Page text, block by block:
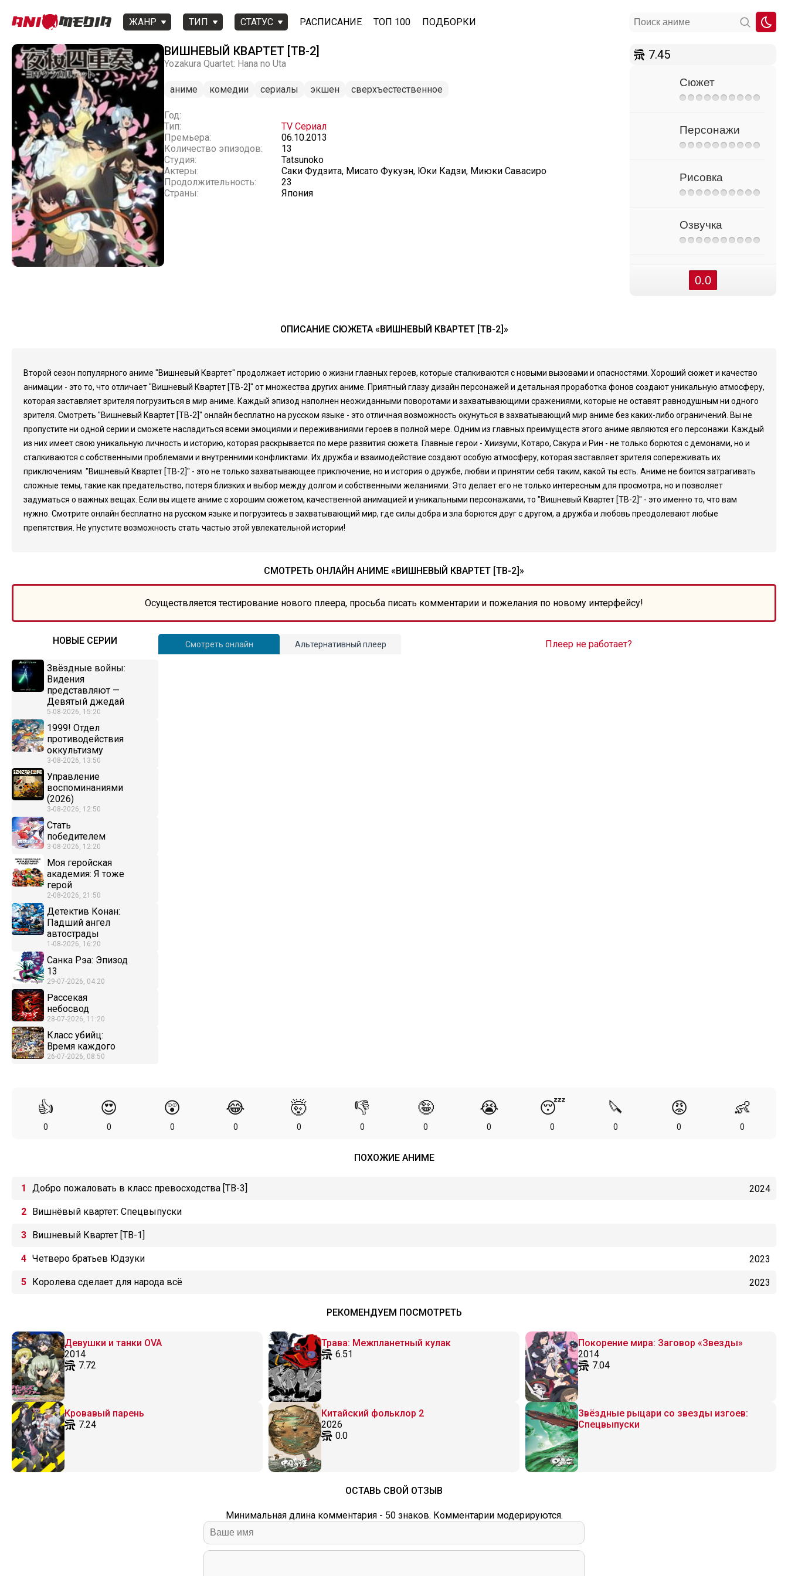
ЖАНР ТИП СТАТУС РАСПИСАНИЕ ТОП 100 ПОДБОРКИ
ВИШНЕВЫЙ КВАРТЕТ [ТВ-2]
Yozakura Quartet: Hana no Uta
аниме комедии сериалы экшен сверхъестественное
Год:
Тип:
TV Сериал
Премьера:
06.10.2013
Количество эпизодов:
13
Студия:
Tatsunoko
Актеры:
Саки Фудзита, Мисато Фукуэн, Юки Кадзи, Миюки Савасиро
Продолжительность:
23
Страны:
Япония
7.45
Сюжет
Персонажи
Рисовка
Озвучка
0.0
ОПИСАНИЕ СЮЖЕТА «ВИШНЕВЫЙ КВАРТЕТ [ТВ-2]»
Второй сезон популярного аниме "Вишневый Квартет" продолжает историю о жизни главных героев, которые сталкиваются с новыми вызовами и опасностями. Хороший сюжет и качество
анимации - это то, что отличает "Вишневый Квартет [ТВ-2]" от множества других аниме. Приятный глазу дизайн персонажей и детальная проработка фонов создают уникальную атмосферу,
которая заставляет зрителя погрузиться в мир аниме. Каждый эпизод наполнен неожиданными поворотами и захватывающими сражениями, которые не оставят равнодушным ни одного
зрителя. Смотреть "Вишневый Квартет [ТВ-2]" онлайн бесплатно на русском языке - это отличная возможность окунуться в захватывающий мир аниме без каких-либо ограничений. Вы не
пропустите ни одной серии и сможете насладиться всеми эмоциями и переживаниями героев в полной мере. Одним из главных преимуществ этого аниме являются его персонажи. Каждый
из них имеет свою уникальную личность и историю, которая раскрывается по мере развития сюжета. Главные герои - Хиизуми, Котаро, Сакура и Рин - не только борются с демонами, но и
сталкиваются с собственными проблемами и внутренними конфликтами. Их дружба и взаимодействие создают особую атмосферу, которая заставляет зрителя сопереживать их
приключениям. "Вишневый Квартет [ТВ-2]" - это не только захватывающее приключение, но и история о дружбе, любви и принятии себя таким, какой ты есть. Аниме не боится затрагивать
сложные темы, такие как предательство, потеря близких и выбор между долгом и собственными желаниями. Это делает его не только интересным для просмотра, но и позволяет
задуматься о важных вещах. Если вы ищете аниме с хорошим сюжетом, качественной анимацией и уникальными персонажами, то "Вишневый Квартет [ТВ-2]" - это именно то, что вам
нужно. Смотрите онлайн бесплатно на русском языке и погрузитесь в захватывающий мир, где силы добра и зла борются друг с другом, а дружба и любовь преодолевают любые
препятствия. Не упустите возможность стать частью этой увлекательной истории!
СМОТРЕТЬ ОНЛАЙН АНИМЕ «ВИШНЕВЫЙ КВАРТЕТ [ТВ-2]»
Осуществляется тестирование нового плеера, просьба писать комментарии и пожелания по новому интерфейсу!
НОВЫЕ СЕРИИ
Звёздные войны:
Видения
представляют —
Девятый джедай
5-08-2026, 15:20
1999! Отдел
противодействия
оккультизму
3-08-2026, 13:50
Управление
воспоминаниями
(2026)
3-08-2026, 12:50
Стать
победителем
3-08-2026, 12:20
Моя геройская
академия: Я тоже
герой
2-08-2026, 21:50
Детектив Конан:
Падший ангел
автострады
1-08-2026, 16:20
Санка Рэа: Эпизод
13
29-07-2026, 04:20
Рассекая
небосвод
28-07-2026, 11:20
Класс убийц:
Время каждого
26-07-2026, 08:50
Смотреть онлайн Альтернативный плеер Плеер не работает?
👍
0
😍
0
😲
0
😂
0
🤯
0
👎
0
🤪
0
😭
0
😴
0
🔪
0
😡
0
👶
0
ПОХОЖИЕ АНИМЕ
Добро пожаловать в класс превосходства [ТВ-3] 2024
Вишнёвый квартет: Спецвыпуски
Вишневый Квартет [ТВ-1]
Четверо братьев Юдзуки 2023
Королева сделает для народа всё 2023
РЕКОМЕНДУЕМ ПОСМОТРЕТЬ
Девушки и танки OVA
2014
7.72
Трава: Межпланетный кулак
6.51
Покорение мира: Заговор «Звезды»
2014
7.04
Кровавый парень
7.24
Китайский фольклор 2
2026
0.0
Звёздные рыцари со звезды изгоев:
Спецвыпуски
ОСТАВЬ СВОЙ ОТЗЫВ
Минимальная длина комментария - 50 знаков. Комментарии модерируются.